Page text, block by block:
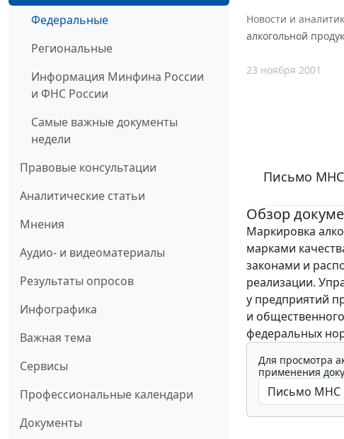
Федеральные
Региональные
Информация Минфина России
и ФНС России
Самые важные документы
недели
Правовые консультации
Аналитические статьи
Мнения
Аудио- и видеоматериалы
Результаты опросов
Инфографика
Важная тема
Сервисы
Профессиональные календари
Документы
Новости и
алкогольной
23 ноября 2001
Письмо МНС
Обзор
Маркировка
марками
законами и
реализации.
у предприятий
и
федеральных
Для просмотра
применения